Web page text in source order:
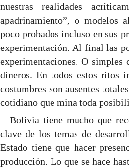
nuestras realidades
apadrinamiento”, o modelos
poco probados incluso en sus
experimentación. Al final las
experimentaciones. O simples
dineros. En todos estos ritos
costumbres son ausentes
cotidiano que mina toda
Bolivia tiene mucho que
clave de los temas de
Estado tiene que hacer
producción. Lo que se hace